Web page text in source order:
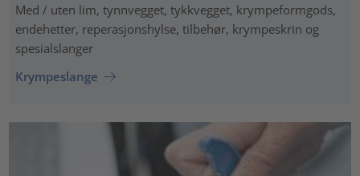
Med / uten lim, tynnvegget, tykkvegget, krympeformgods,
endehetter, reperasjonshylse, tilbehør, krympeskrin og
spesialslanger
Krympeslange